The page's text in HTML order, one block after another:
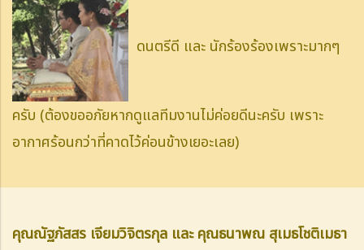
ดนตรีดี และ นักร้องร้องเพราะมากๆ
ครับ (ต้องขออภัยหากดูแลทีมงานไม่ค่อยดีนะครับ เพราะ
อากาศร้อนกว่าที่คาดไว้ค่อนข้างเยอะเลย)
คุณณัฐภัสสร เจียมวิจิตรกุล และ คุณธนาพณ สุเมธโชติเมธา